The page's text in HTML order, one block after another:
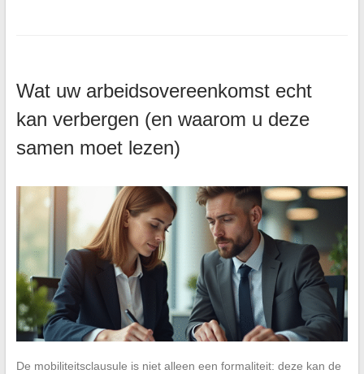
Wat uw arbeidsovereenkomst echt
kan verbergen (en waarom u deze
samen moet lezen)
De mobiliteitsclausule is niet alleen een formaliteit: deze kan de